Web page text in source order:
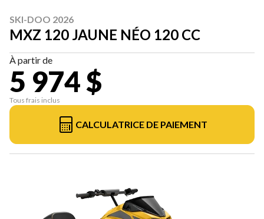
SKI-DOO 2026
MXZ 120 JAUNE NÉO 120 CC
À partir de
5 974 $
Tous frais inclus
CALCULATRICE DE PAIEMENT